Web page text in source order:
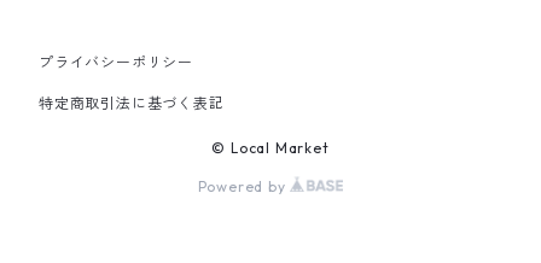
PANTS
プライバシーポリシー
特定商取引法に基づく表記
© Local Market
Powered by